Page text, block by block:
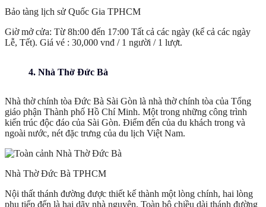
Bảo tàng lịch sử Quốc Gia TPHCM
Giờ mở cửa: Từ 8h:00 đến 17:00 Tất cả các ngày (kể cả các ngày
Lễ, Tết). Giá vé : 30,000 vnđ / 1 người / 1 lượt.
4. Nhà Thờ Đức Bà
Nhà thờ chính tòa Đức Bà Sài Gòn là nhà thờ chính tòa của Tổng
giáo phận Thành phố Hồ Chí Minh. Một trong những công trình
kiến trúc độc đáo của Sài Gòn. Điểm đến của du khách trong và
ngoài nước, nét đặc trưng của du lịch Việt Nam.
Nhà Thờ Đức Bà TPHCM
Nội thất thánh đường được thiết kế thành một lòng chính, hai lòng
phụ tiếp đến là hai dãy nhà nguyện. Toàn bộ chiều dài thánh đường